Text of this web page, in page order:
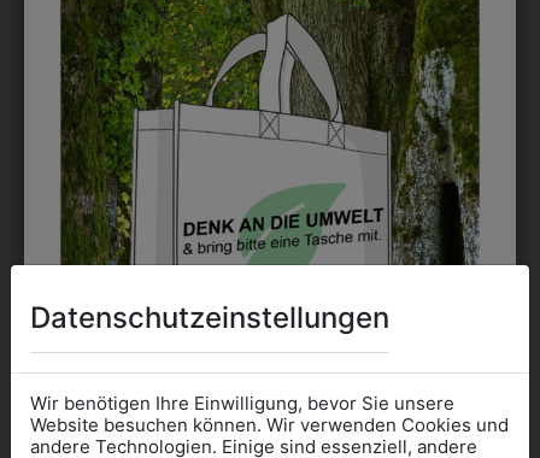
DAS KÖNNTE IHNEN
AUCH GEFALLEN
Datenschutzeinstellungen
Wir benötigen Ihre Einwilligung, bevor Sie unsere
Website besuchen können. Wir verwenden Cookies und
andere Technologien. Einige sind essenziell, andere